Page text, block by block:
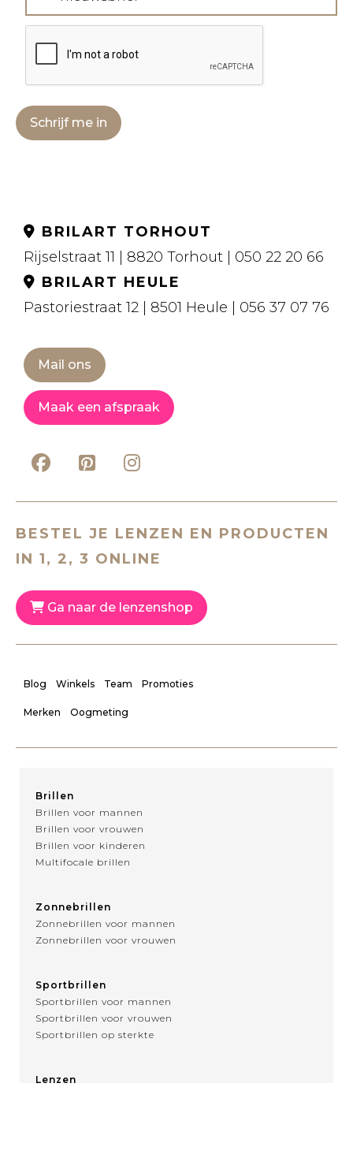
Schrijf me in
BRILART TORHOUT
Rijselstraat 11 | 8820 Torhout | 050 22 20 66
BRILART HEULE
Pastoriestraat 12 | 8501 Heule | 056 37 07 76
Mail ons
Maak een afspraak
BESTEL JE LENZEN EN PRODUCTEN
IN 1, 2, 3 ONLINE
Ga naar de lenzenshop
Blog Winkels Team Promoties
Merken Oogmeting
Brillen
Brillen voor mannen
Brillen voor vrouwen
Brillen voor kinderen
Multifocale brillen
Zonnebrillen
Zonnebrillen voor mannen
Zonnebrillen voor vrouwen
Sportbrillen
Sportbrillen voor mannen
Sportbrillen voor vrouwen
Sportbrillen op sterkte
Lenzen